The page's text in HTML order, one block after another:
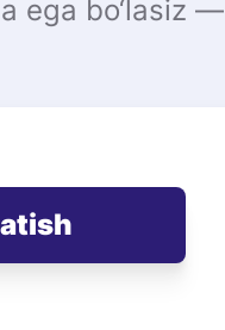
ega bo‘lasiz —